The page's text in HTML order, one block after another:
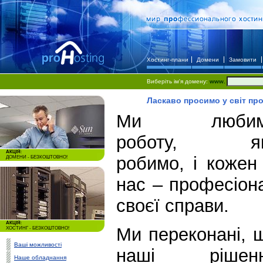
Хостинг-плани Домени Замовити
Виберіть ім'я домену: www.
АКЦІЯ :
ДОМЕНИ - БЕЗКОШТОВНО!
АКЦІЯ :
ХОСТИНГ - БЕЗКОШТОВНО!
Ваші можливості
Наше обладнання
Ласкаво просимо у світ
Ми
роботу,
робимо, і кожен
нас –
своєї справи.
Ми переконані,
наші